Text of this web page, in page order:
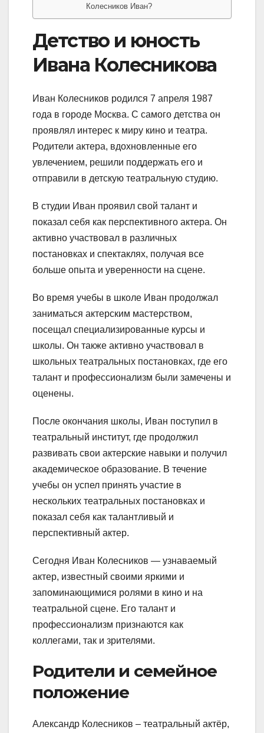
Колесников Иван?
Детство и юность
Ивана Колесникова
Иван Колесников родился 7 апреля 1987
года в городе Москва. С самого детства он
проявлял интерес к миру кино и театра.
Родители актера, вдохновленные его
увлечением, решили поддержать его и
отправили в детскую театральную студию.
В студии Иван проявил свой талант и
показал себя как перспективного актера. Он
активно участвовал в различных
постановках и спектаклях, получая все
больше опыта и уверенности на сцене.
Во время учебы в школе Иван продолжал
заниматься актерским мастерством,
посещал специализированные курсы и
школы. Он также активно участвовал в
школьных театральных постановках, где его
талант и профессионализм были замечены и
оценены.
После окончания школы, Иван поступил в
театральный институт, где продолжил
развивать свои актерские навыки и получил
академическое образование. В течение
учебы он успел принять участие в
нескольких театральных постановках и
показал себя как талантливый и
перспективный актер.
Сегодня Иван Колесников — узнаваемый
актер, известный своими яркими и
запоминающимися ролями в кино и на
театральной сцене. Его талант и
профессионализм признаются как
коллегами, так и зрителями.
Родители и семейное
положение
Александр Колесников – театральный актёр,